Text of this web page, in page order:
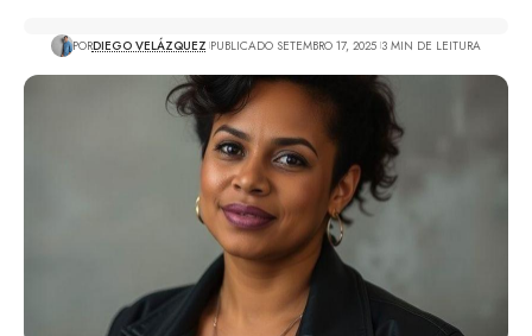
PORDIEGO VELÁZQUEZ PUBLICADO SETEMBRO 17, 2025 3 MIN DE LEITURA